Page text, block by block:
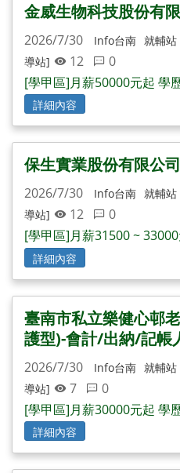
金威生物科技股份有
2026/7/30 Info台南 就輔站
導站]
12
0
[學甲區]月薪50000元起 學
詳細內容
保生實業股份有限公
2026/7/30 Info台南 就輔站
導站]
12
0
[學甲區]月薪31500 ~
詳細內容
臺南市私立樂健心邨
護型)-會計/出納/記帳
2026/7/30 Info台南 就輔站
導站]
7
0
[學甲區]月薪30000元起 學
詳細內容